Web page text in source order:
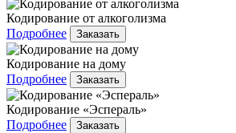
Кодирование от алкоголизма
Подробнее
Заказать
Кодирование на дому
Подробнее
Заказать
Кодирование «Эспераль»
Подробнее
Заказать